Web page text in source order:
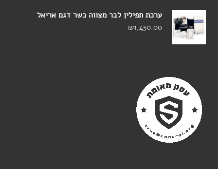
ערכת תפילין לבר מצווה כשר דגם אריאל
₪1,450.00